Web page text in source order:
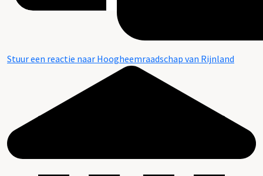
Stuur een reactie naar Hoogheemraadschap van Rijnland